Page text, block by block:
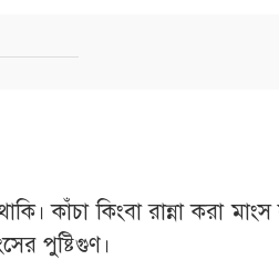
কাঁচা কিংবা রান্না করা
পুষ্টিগুণ।